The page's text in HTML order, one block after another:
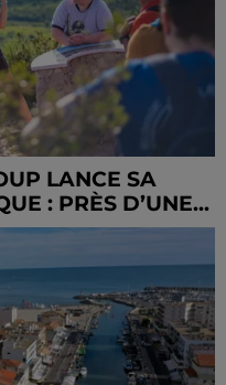
LANCE SA
: PRÈS D’UNE...